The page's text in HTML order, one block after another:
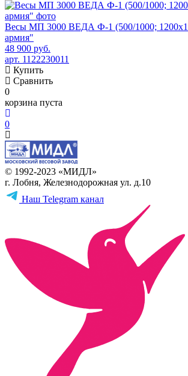
Весы МП 3000 ВЕДА Ф-1 (500/1000;
армия"
48 900 руб.
арт. 1122230011
Купить
Сравнить
0
корзина пуста
0
© 1992-2023 «МИДЛ»
г. Лобня, Железнодорожная ул. д.10
Наш Telegram канал